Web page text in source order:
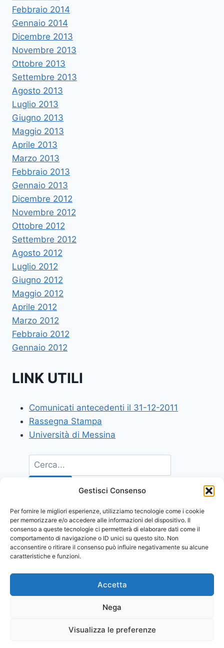
Gestisci Consenso
Per fornire le migliori esperienze, utilizziamo tecnologie come i cookie
per memorizzare e/o accedere alle informazioni del dispositivo. Il
consenso a queste tecnologie ci permetterà di elaborare dati come il
comportamento di navigazione o ID unici su questo sito. Non
acconsentire o ritirare il consenso può influire negativamente su alcune
caratteristiche e funzioni.
Accetta
Nega
Visualizza le preferenze
Febbraio 2014
Gennaio 2014
Dicembre 2013
Novembre 2013
Ottobre 2013
Settembre 2013
Agosto 2013
Luglio 2013
Giugno 2013
Maggio 2013
Aprile 2013
Marzo 2013
Febbraio 2013
Gennaio 2013
Dicembre 2012
Novembre 2012
Ottobre 2012
Settembre 2012
Agosto 2012
Luglio 2012
Giugno 2012
Maggio 2012
Aprile 2012
Marzo 2012
Febbraio 2012
Gennaio 2012
LINK UTILI
Comunicati antecedenti il 31-12-2011
Rassegna Stampa
Università di Messina
© 2026 Comunicati Stampa | Powered by